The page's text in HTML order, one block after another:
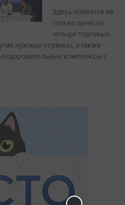
Здесь появятся не
только дома, но
четыре торговых
нужные сервисы, а также
комплексы с